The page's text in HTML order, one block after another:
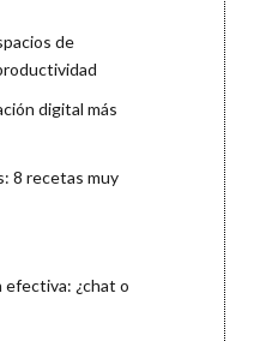
de
digital más
8 recetas muy
efectiva: ¿chat o